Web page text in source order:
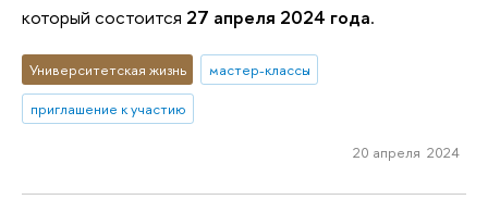
который состоится 27 апреля 2024 года.
Университетская жизнь
мастер-классы
приглашение к участию
20 апреля 2024